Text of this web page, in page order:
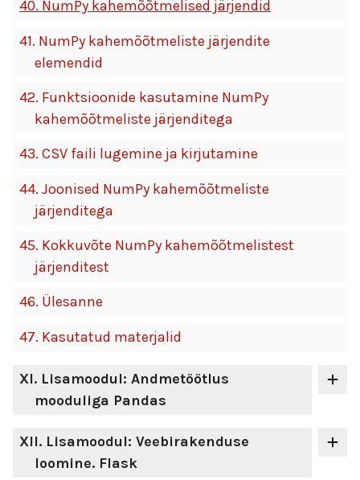
40. NumPy kahemõõtmelised järjendid
41. NumPy kahemõõtmeliste järjendite
elemendid
42. Funktsioonide kasutamine NumPy
kahemõõtmeliste järjenditega
43. CSV faili lugemine ja kirjutamine
44. Joonised NumPy kahemõõtmeliste
järjenditega
45. Kokkuvõte NumPy kahemõõtmelistest
järjenditest
46. Ülesanne
47. Kasutatud materjalid
XI. Lisamoodul: Andmetöötlus
mooduliga Pandas
XII. Lisamoodul: Veebirakenduse
loomine. Flask